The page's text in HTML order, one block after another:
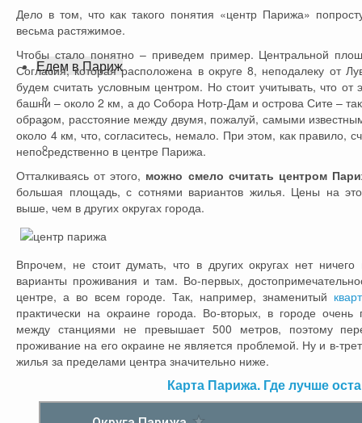
Едем в Париж
Сколько стоит поездка в Париж?
Где остановиться
Организация поездки: 5 шагов
Дело в том, что как такого понятия «центр Парижа»
весьма растяжимое.
Чтобы стало понятно – приведем пример. Центральной
Согласия, которая расположена в округе 8, неподалеку от
будем считать условным центром. Но стоит учитывать, что
башни – около 2 км, а до Собора Нотр-Дам и острова Сите –
образом, расстояние между двумя, пожалуй, самыми
около 4 км, что, согласитесь, немало. При этом, как правило,
непосредственно в центре Парижа.
Отталкиваясь от этого, можно смело считать центром
большая площадь, с сотнями вариантов жилья. Цены на это
выше, чем в других округах города.
Впрочем, не стоит думать, что в других округах нет ничего
варианты проживания и там. Во-первых,
центре, а во всем городе. Так, например, знаменитый
практически на окраине города. Во-вторых, в городе очень
между станциями не превышает 500 метров, поэтому
проживание на его окраине не является проблемой. Ну и в-
жилья за пределами центра значительно ниже.
Карта Парижа. Где лучше